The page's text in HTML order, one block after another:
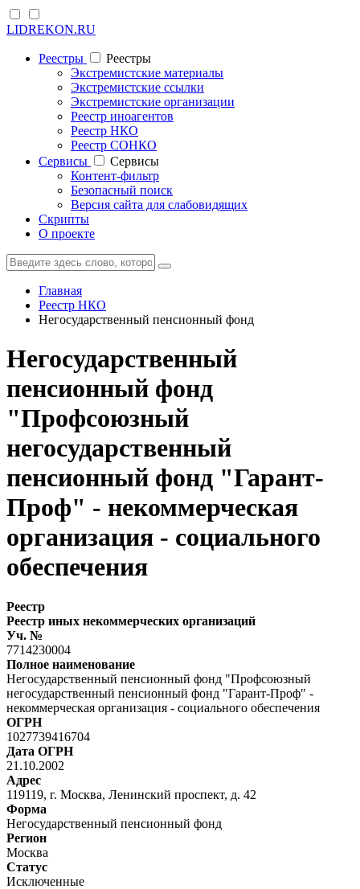
LIDREKON.RU
Реестры
Реестры
Экстремистские материалы
Экстремистские ссылки
Экстремистские организации
Реестр иноагентов
Реестр НКО
Реестр СОНКО
Cервисы
Cервисы
Контент-фильтр
Безопасный поиск
Версия сайта для слабовидящих
Скрипты
О проекте
Главная
Реестр НКО
Негосударственный пенсионный фонд
Негосударственный
пенсионный фонд
"Профсоюзный
негосударственный
пенсионный фонд "Гарант-
Проф" - некоммерческая
организация - социального
обеспечения
Реестр
Реестр иных некоммерческих организаций
Уч. №
7714230004
Полное наименование
Негосударственный пенсионный фонд "Профсоюзный
негосударственный пенсионный фонд "Гарант-Проф" -
некоммерческая организация - социального обеспечения
ОГРН
1027739416704
Дата ОГРН
21.10.2002
Адрес
119119, г. Москва, Ленинский проспект, д. 42
Форма
Негосударственный пенсионный фонд
Регион
Москва
Статус
Исключенные